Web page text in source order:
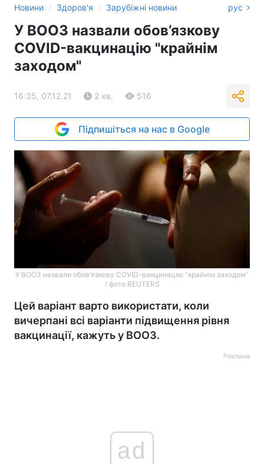
Новини › Здоров'я › Зарубіжні новини рус
У ВООЗ назвали обов’язкову
COVID-вакцинацію "крайнім
заходом"
16:35, 07.12.21 2 хв. 516
Підпишіться на нас в Google
У ВООЗ назвали обов’язкову COVID-вакцинацію “крайнім заходом”
/ фото REUTERS
Цей варіант варто використати, коли
вичерпані всі варіанти підвищення рівня
вакцинації, кажуть у ВООЗ.
Реклама
ad